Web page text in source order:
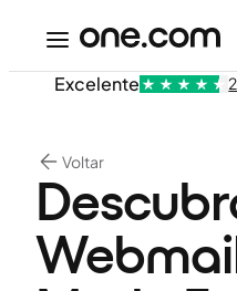
Excelente
Voltar